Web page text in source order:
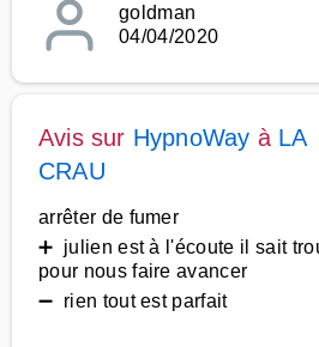
goldman
04/04/2020
Avis sur HypnoWay à LA
CRAU
arrêter de fumer
➕ julien est à l'écoute il sait
pour nous faire avancer
➖ rien tout est parfait